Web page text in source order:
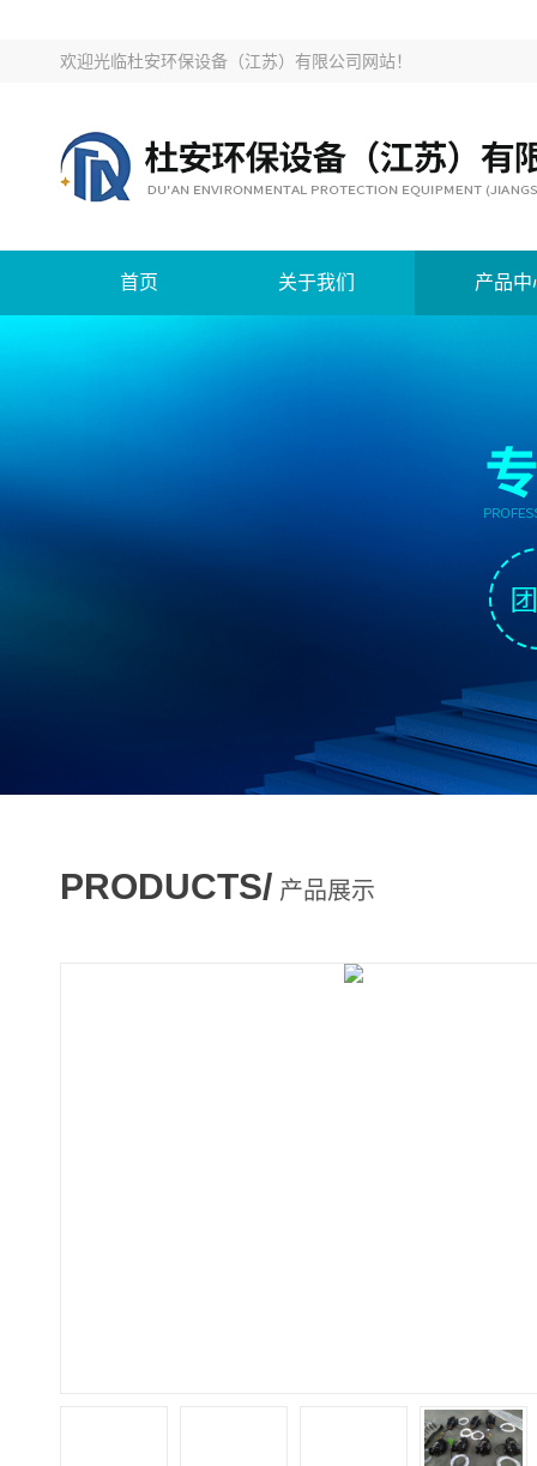
欢迎光临杜安环保设备（江苏）有限公司网站！
首页 关于我们 产品中
PRODUCTS/ 产品展示